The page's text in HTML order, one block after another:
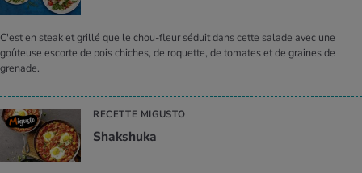
C'est en steak et grillé que le chou-fleur séduit dans cette salade avec une
goûteuse escorte de pois chiches, de roquette, de tomates et de graines de
grenade.
RECETTE MIGUSTO
Shak­shuka